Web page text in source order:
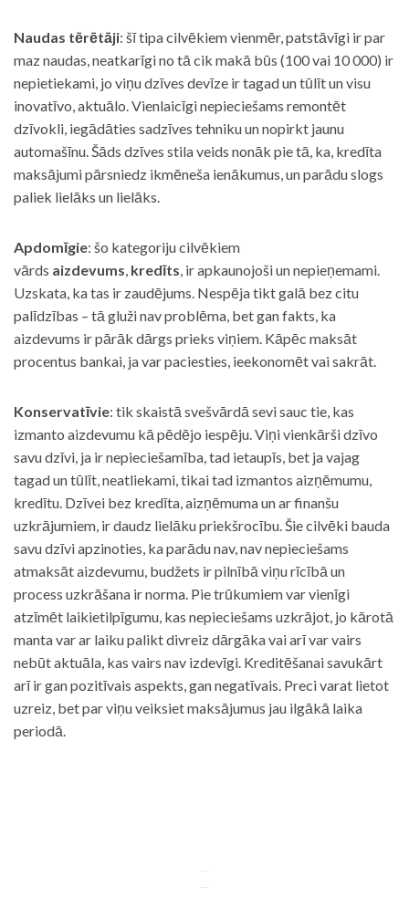
Naudas tērētāji: šī tipa cilvēkiem vienmēr, patstāvīgi ir par
maz naudas, neatkarīgi no tā cik makā būs (100 vai 10 000) ir
nepietiekami, jo viņu dzīves devīze ir tagad un tūlīt un visu
inovatīvo, aktuālo. Vienlaicīgi nepieciešams remontēt
dzīvokli, iegādāties sadzīves tehniku un nopirkt jaunu
automašīnu. Šāds dzīves stila veids nonāk pie tā, ka, kredīta
maksājumi pārsniedz ikmēneša ienākumus, un parādu slogs
paliek lielāks un lielāks.
Apdomīgie: šo kategoriju cilvēkiem
vārds aizdevums, kredīts, ir apkaunojoši un nepieņemami.
Uzskata, ka tas ir zaudējums. Nespēja tikt galā bez citu
palīdzības – tā gluži nav problēma, bet gan fakts, ka
aizdevums ir pārāk dārgs prieks viņiem. Kāpēc maksāt
procentus bankai, ja var paciesties, ieekonomēt vai sakrāt.
Konservatīvie: tik skaistā svešvārdā sevi sauc tie, kas
izmanto aizdevumu kā pēdējo iespēju. Viņi vienkārši dzīvo
savu dzīvi, ja ir nepieciešamība, tad ietaupīs, bet ja vajag
tagad un tūlīt, neatliekami, tikai tad izmantos aizņēmumu,
kredītu. Dzīvei bez kredīta, aizņēmuma un ar finanšu
uzkrājumiem, ir daudz lielāku priekšrocību. Šie cilvēki bauda
savu dzīvi apzinoties, ka parādu nav, nav nepieciešams
atmaksāt aizdevumu, budžets ir pilnībā viņu rīcībā un
process uzkrāšana ir norma. Pie trūkumiem var vienīgi
atzīmēt laikietilpīgumu, kas nepieciešams uzkrājot, jo kārotā
manta var ar laiku palikt divreiz dārgāka vai arī var vairs
nebūt aktuāla, kas vairs nav izdevīgi. Kreditēšanai savukārt
arī ir gan pozitīvais aspekts, gan negatīvais. Preci varat lietot
uzreiz, bet par viņu veiksiet maksājumus jau ilgākā laika
periodā.